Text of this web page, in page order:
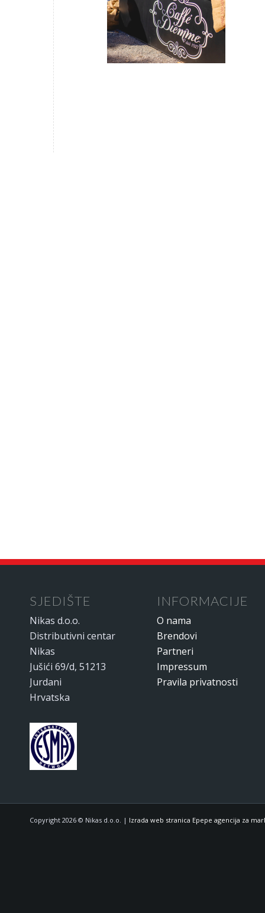
SJEDIŠTE
Nikas d.o.o.
Distributivni centar
Nikas
Jušići 69/d, 51213
Jurdani
Hrvatska
INFORMACIJE
O nama
Brendovi
Partneri
Impressum
Pravila privatnosti
Copyright 2026 © Nikas d.o.o. | Izrada web stranica Epepe agencija za